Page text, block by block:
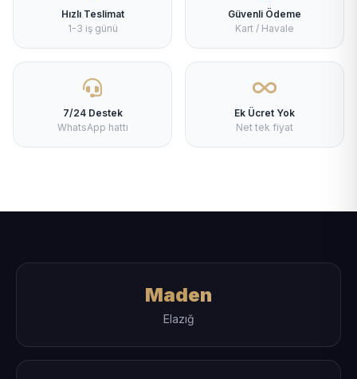
Hızlı Teslimat
1-3 iş günü
Güvenli Ödeme
Kart / Havale
7/24 Destek
WhatsApp hattı
Ek Ücret Yok
Net tek fiyat
Maden
Elazığ